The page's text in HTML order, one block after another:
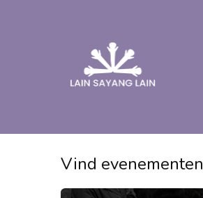
Vind